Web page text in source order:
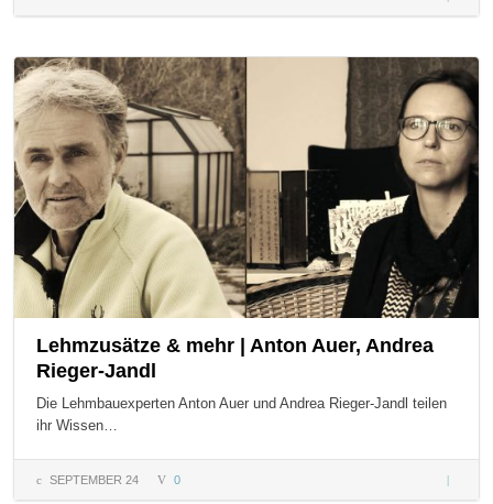
Lehmzusätze & mehr | Anton Auer, Andrea
Rieger-Jandl
Die Lehmbauexperten Anton Auer und Andrea Rieger-Jandl teilen
ihr Wissen…
SEPTEMBER 24 0